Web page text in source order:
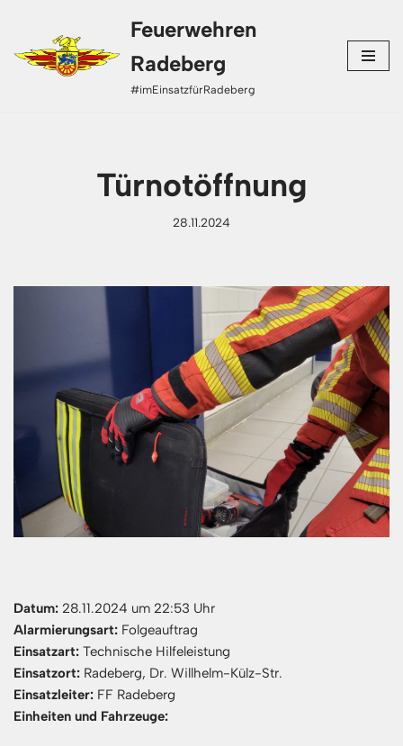
Zum
Inhalt
Feuerwehren
Radeberg
#imEinsatzfürRadeberg
Türnotöffnung
28.11.2024
Datum: 28.11.2024 um 22:53 Uhr
Alarmierungsart: Folgeauftrag
Einsatzart: Technische Hilfeleistung
Einsatzort: Radeberg, Dr. Willhelm-Külz-Str.
Einsatzleiter: FF Radeberg
Einheiten und Fahrzeuge: